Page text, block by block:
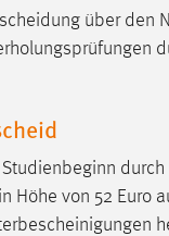
über den
Höhe von 52 Euro